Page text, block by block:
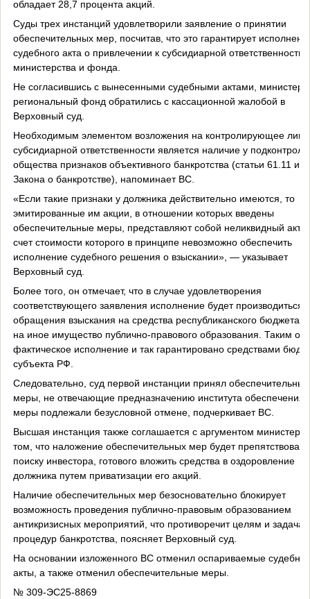
обладает 28,7 процента акций.
Суды трех инстанций удовлетворили заявление о принятии
обеспечительных мер, посчитав, что это гарантирует
судебного акта о привлечении к субсидиарной ответственности
министерства и фонда.
Не согласившись с вынесенными судебными актами,
региональный фонд обратились с кассационной жалобой в
Верховный суд.
Необходимым элементом возложения на контролирующее лицо
субсидиарной ответственности является наличие у
общества признаков объективного банкротства (статьи 61.11 и
Закона о банкротстве), напоминает ВС.
«Если такие признаки у должника действительно имеются, то
эмитированные им акции, в отношении которых введены
обеспечительные меры, представляют собой неликвидный
счет стоимости которого в принципе невозможно обеспечить
исполнение судебного решения о взыскании», — указывает
Верховный суд.
Более того, он отмечает, что в случае удовлетворения
соответствующего заявления исполнение будет производиться
обращения взыскания на средства республиканского бюджета,
на иное имущество публично-правового образования. Таким
фактическое исполнение и так гарантировано средствами
субъекта РФ.
Следовательно, суд первой инстанции принял обеспечительные
меры, не отвечающие предназначению института обеспечения.
меры подлежали безусловной отмене, подчеркивает ВС.
Высшая инстанция также соглашается с аргументом
том, что наложение обеспечительных мер будет препятствовать
поиску инвестора, готового вложить средства в оздоровление
должника путем приватизации его акций.
Наличие обеспечительных мер безосновательно блокирует
возможность проведения публично-правовым образованием
антикризисных мероприятий, что противоречит целям и задачам
процедур банкротства, поясняет Верховный суд.
На основании изложенного ВС отменил оспариваемые
акты, а также отменил обеспечительные меры.
№ 309-ЭС25-8869